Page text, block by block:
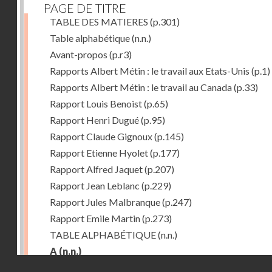
PAGE DE TITRE
TABLE DES MATIERES (p.301)
Table alphabétique(n.n.)
Avant-propos (p.r3)
Rapports Albert Métin : le travail aux Etats-Unis (p.1)
Rapports Albert Métin : le travail au Canada(p.33)
Rapport Louis Benoist(p.65)
Rapport Henri Dugué(p.95)
Rapport Claude Gignoux(p.145)
Rapport Etienne Hyolet(p.177)
Rapport Alfred Jaquet(p.207)
Rapport Jean Leblanc (p.229)
Rapport Jules Malbranque(p.247)
Rapport Emile Martin(p.273)
TABLE ALPHABÉTIQUE(n.n.)
A (n.n.)